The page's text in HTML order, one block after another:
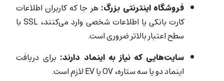
فروشگاه اینترنتی بزرگ: هر جا که کاربران اطلاعات
کارت بانکی یا اطلاعات شخصی وارد می‌کنند، SSL با
سطح اعتبار بالاتر ضروری است.
سایت‌هایی که نیاز به اینماد دارند: برای دریافت
اینماد دو یا سه ستاره، OV یا EV لازم است.